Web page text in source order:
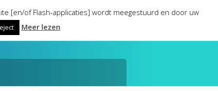
[en/of Flash-applicaties] wordt meegestuurd en door uw
Meer lezen